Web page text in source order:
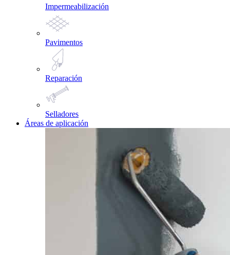
Impermeabilización
Pavimentos
Reparación
Selladores
Áreas de aplicación